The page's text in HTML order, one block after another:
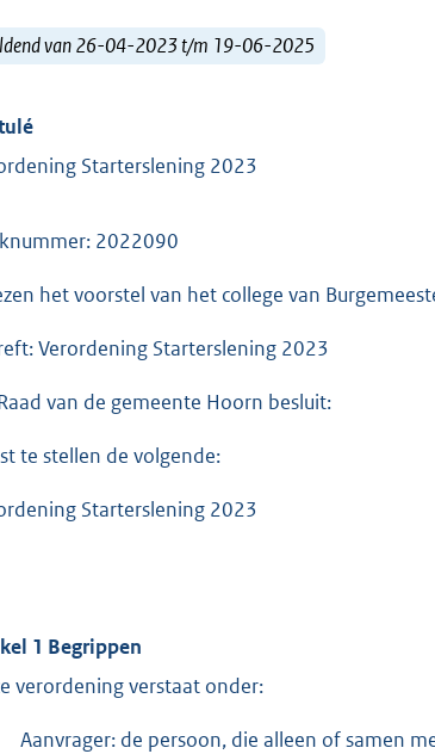
van 26-04-2023 t/m 19-06-2025
Starterslening 2023
2022090
het voorstel van het college van
Verordening Starterslening 2023
van de gemeente Hoorn besluit:
te stellen de volgende:
Starterslening 2023
1 Begrippen
verordening verstaat onder:
Aanvrager: de persoon, die alleen of samen